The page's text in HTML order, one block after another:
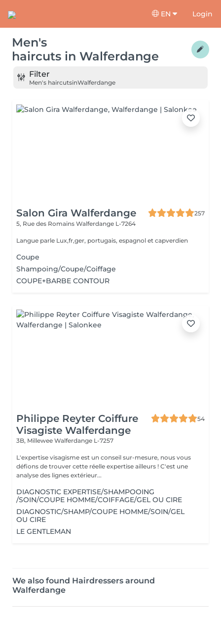
EN Login
Men's
haircuts in Walferdange
Filter
Men's haircutsinWalferdange
Salon Gira Walferdange
257
5, Rue des Romains Walferdange L-7264
Langue parle Lux,fr,ger, portugais, espagnol et capverdien
Coupe
Shampoing/Coupe/Coiffage
COUPE+BARBE CONTOUR
Philippe Reyter Coiffure
Visagiste Walferdange
54
3B, Millewee Walferdange L-7257
L'expertise visagisme est un conseil sur-mesure, nous vous
défions de trouver cette réelle expertise ailleurs ! C'est une
analyse des lignes extérieur...
DIAGNOSTIC EXPERTISE/SHAMPOOING
/SOIN/COUPE HOMME/COIFFAGE/GEL OU CIRE
DIAGNOSTIC/SHAMP/COUPE HOMME/SOIN/GEL
OU CIRE
LE GENTLEMAN
We also found Hairdressers around
Walferdange